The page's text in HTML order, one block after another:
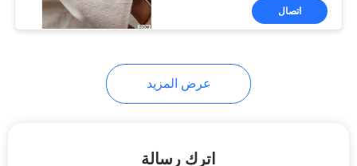
الأكياس القابلة للتحلل
اتصال
عرض المزيد
اترك رسالة